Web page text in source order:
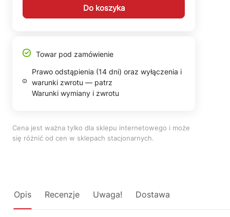
Do koszyka
Towar pod zamówienie
Prawo odstąpienia (14 dni) oraz wyłączenia i
warunki zwrotu — patrz
Warunki wymiany i zwrotu
Cena jest ważna tylko dla sklepu internetowego i może
się różnić od cen w sklepach stacjonarnych.
Opis Recenzje Uwaga! Dostawa